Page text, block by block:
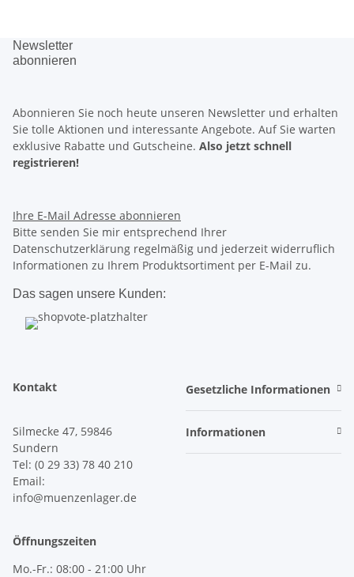
Newsletter
abonnieren
Abonnieren Sie noch heute unseren Newsletter und erhalten
Sie tolle Aktionen und interessante Angebote. Auf Sie warten
exklusive Rabatte und Gutscheine. Also jetzt schnell
registrieren!
Ihre E-Mail Adresse abonnieren
Bitte senden Sie mir entsprechend Ihrer
Datenschutzerklärung regelmäßig und jederzeit widerruflich
Informationen zu Ihrem Produktsortiment per E-Mail zu.
Das sagen unsere Kunden:
Kontakt
Silmecke 47, 59846
Sundern
Tel: (0 29 33) 78 40 210
Email:
info@muenzenlager.de
Öffnungszeiten
Mo.-Fr.: 08:00 - 21:00 Uhr
Gesetzliche Informationen
Informationen